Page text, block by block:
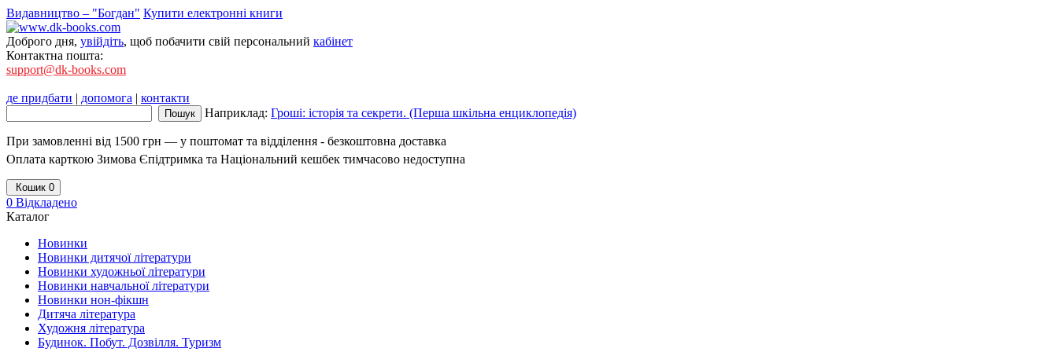
Видавництво – "Богдан" Купити електронні книги
Доброго дня, увійдіть, щоб побачити свій персональний кабінет
Контактна пошта:
support@dk-books.com
де придбати | допомога | контакти
Наприклад: Гроші: історія та секрети. (Перша шкільна енциклопедія)
При замовленні від 1500 грн — у поштомат та відділення - безкоштовна доставка
Оплата карткою Зимова Єпідтримка та Національний кешбек тимчасово недоступна
Кошик 0
0 Відкладено
Каталог
Новинки
Новинки дитячої літератури
Новинки художньої літератури
Новинки навчальної літератури
Новинки нон-фікшн
Дитяча література
Художня література
Будинок. Побут. Дозвілля. Туризм